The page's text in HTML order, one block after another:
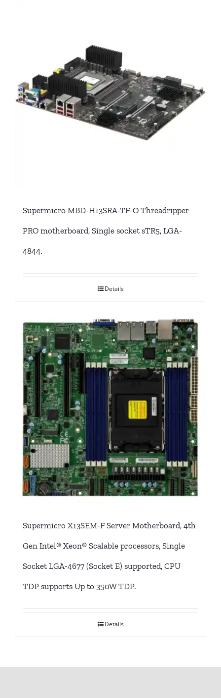
Supermicro MBD-H13SRA-TF-O Threadripper
PRO motherboard, Single socket sTR5, LGA-
4844.
Details
Supermicro X13SEM-F Server Motherboard, 4th
Gen Intel® Xeon® Scalable processors, Single
Socket LGA-4677 (Socket E) supported, CPU
TDP supports Up to 350W TDP.
Details